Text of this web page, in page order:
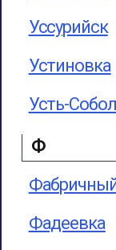
Уссурийск
Устиновка
Усть-
Ф
Фадеевка